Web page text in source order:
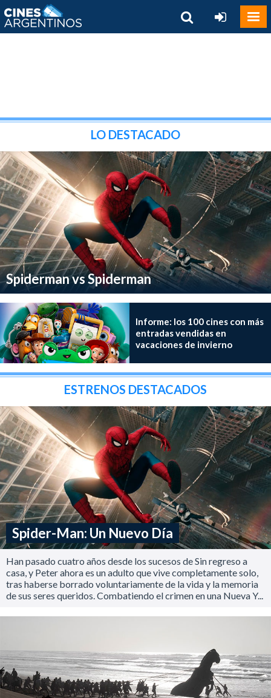
LO DESTACADO
Spiderman vs Spiderman
Informe: los 100 cines con más
entradas vendidas en
vacaciones de invierno
ESTRENOS DESTACADOS
Spider-Man: Un Nuevo Día
Han pasado cuatro años desde los sucesos de Sin regreso a
casa, y Peter ahora es un adulto que vive completamente solo,
tras haberse borrado voluntariamente de la vida y la memoria
de sus seres queridos. Combatiendo el crimen en una Nueva Y...